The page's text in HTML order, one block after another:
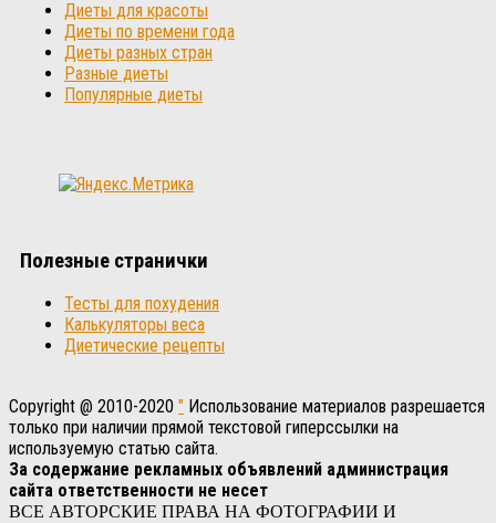
Диеты для красоты
Диеты по времени года
Диеты разных стран
Разные диеты
Популярные диеты
Полезные странички
Тесты для похудения
Калькуляторы веса
Диетические рецепты
Copyright @ 2010-2020 " Использование материалов разрешается
только при наличии прямой текстовой гиперссылки на
используемую статью сайта.
За содержание рекламных объявлений администрация
сайта ответственности не несет
ВСЕ АВТОРСКИЕ ПРАВА НА ФОТОГРАФИИ И